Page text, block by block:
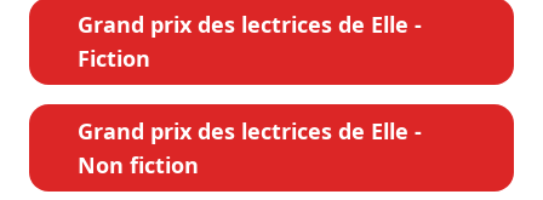
Grand prix des lectrices de Elle -
Fiction
Grand prix des lectrices de Elle -
Non fiction